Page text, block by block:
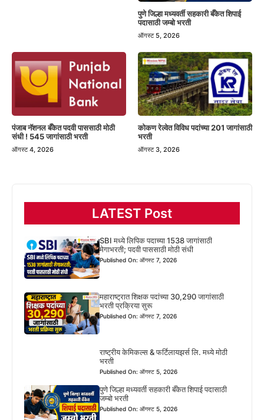
पुणे जिल्हा मध्यवर्ती सहकारी बँकेत शिपाई
पदासाठी जम्बो भरती
ऑगस्ट 5, 2026
पंजाब नॅशनल बँकेत पदवी पाससाठी मोठी
संधी ! 545 जागांसाठी भरती
ऑगस्ट 4, 2026
कोकण रेल्वेत विविध पदांच्या 201 जागांसाठी
भरती
ऑगस्ट 3, 2026
LATEST Post
SBI मध्ये लिपिक पदाच्या 1538 जागांसाठी
मेगाभरती; पदवी पाससाठी मोठी संधी
Published On: ऑगस्ट 7, 2026
महाराष्ट्रात शिक्षक पदांच्या 30,290 जागांसाठी
भरती प्रक्रिया सुरू
Published On: ऑगस्ट 7, 2026
राष्ट्रीय केमिकल्स & फर्टिलायझर्स लि. मध्ये मोठी
भरती
Published On: ऑगस्ट 5, 2026
पुणे जिल्हा मध्यवर्ती सहकारी बँकेत शिपाई पदासाठी
जम्बो भरती
Published On: ऑगस्ट 5, 2026